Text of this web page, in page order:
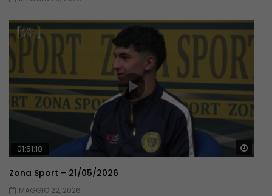
01:51:18
Zona Sport – 21/05/2026
MAGGIO 22, 2026